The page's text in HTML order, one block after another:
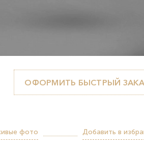
ОФОРМИТЬ БЫСТРЫЙ
фото Добавить в